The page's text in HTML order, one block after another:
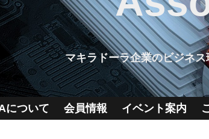
マキラドーラ企業のビジネ
について 会員情報 イベント案内